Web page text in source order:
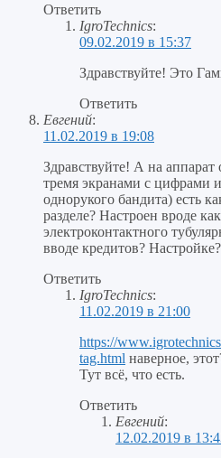
Ответить
IgroTechnics:
09.02.2019 в 15:37
Здравствуйте! Это
Ответить
Евгений:
11.02.2019 в 19:08
Здравствуйте! А на
тремя экранами с цифрами
однорукого бандита) есть
разделе? Настроен вроде
электроконтактного
вводе кредитов? Настройке?
Ответить
IgroTechnics:
11.02.2019 в 21:00
https://
tag.html наверное,
Тут всё, что есть.
Ответить
Евгений:
12.02.2019 в